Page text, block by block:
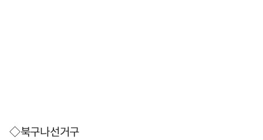
◇북구나선거구